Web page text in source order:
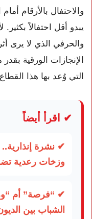
والاحتفال بالأرقام
يبدو أقل احتفالاً
والحرفي الذي لا يرى
الإنجازات الورقية
التي وُعد بها هذا
✔ اقرأ أيضاً
وزخات رعدية
✔ “فرصة” أم
الشباب بين